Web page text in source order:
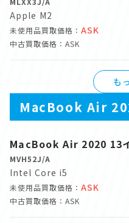
Apple M2
未使用品買取価格： ASK
中古買取価格：ASK
も
MacBook Air
MacBook Air 2020 13
MVH52J/A
Intel Core i5
未使用品買取価格： ASK
中古買取価格：ASK